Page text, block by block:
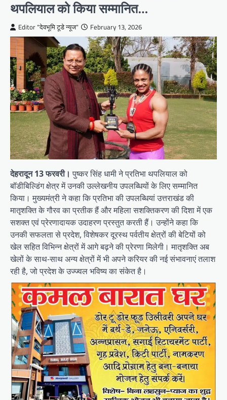
थपलियाल को किया सम्मानित…
Editor "देवभूमि टूडे न्यूज" February 13, 2026
देहरादून 13 फरवरी। पुष्कर सिंह धामी ने प्रतिभा थपलियाल को
बॉडीबिल्डिंग क्षेत्र में उनकी उल्लेखनीय उपलब्धियों के लिए सम्मानित
किया। मुख्यमंत्री ने कहा कि प्रतिभा की उपलब्धियां उत्तराखंड की
मातृशक्ति के गौरव का प्रतीक हैं और महिला सशक्तिकरण की दिशा में एक
सशक्त एवं प्रेरणादायक उदाहरण प्रस्तुत करती हैं। उन्होंने कहा कि
उनकी सफलता से प्रदेश, विशेषकर दूरस्थ पर्वतीय क्षेत्रों की बेटियों को
खेल सहित विभिन्न क्षेत्रों में आगे बढ़ने की प्रेरणा मिलेगी। मातृशक्ति अब
खेलों के साथ-साथ अन्य क्षेत्रों में भी अपने करियर की नई संभावनाएं तलाश
रही है, जो प्रदेश के उज्ज्वल भविष्य का संकेत है।